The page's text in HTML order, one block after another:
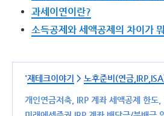
과세이연이란?
소득공제와 세액공제의 차이가
'재테크이야기 > 노후준비(연금
개인연금저축, IRP 계좌 세액공제 한도,
알아보기 (납입 한도 설정 변경 방법도